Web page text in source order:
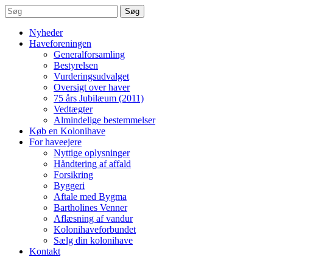
Søg
Nyheder
Haveforeningen
Generalforsamling
Bestyrelsen
Vurderingsudvalget
Oversigt over haver
75 års Jubilæum (2011)
Vedtægter
Almindelige bestemmelser
Køb en Kolonihave
For haveejere
Nyttige oplysninger
Håndtering af affald
Forsikring
Byggeri
Aftale med Bygma
Bartholines Venner
Aflæsning af vandur
Kolonihaveforbundet
Sælg din kolonihave
Kontakt